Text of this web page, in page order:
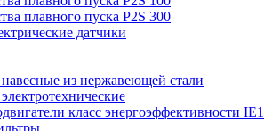
плавного пуска P2S 300
датчики
из нержавеющей стали
класс энергоэффективности IE1